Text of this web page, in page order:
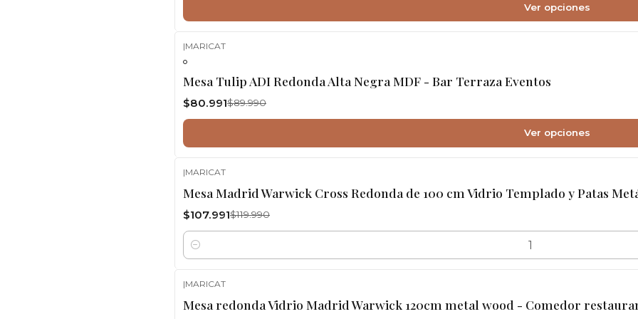
Ver opciones
|MARICAT
Mesa Tulip ADI Redonda Alta Negra MDF - Bar Terraza Eventos
$80.991$89.990
Ver opciones
|MARICAT
Mesa Madrid Warwick Cross Redonda de 100 cm Vidrio Templado y Patas
$107.991$119.990
Cantidad
|MARICAT
Mesa redonda Vidrio Madrid Warwick 120cm metal wood - Comedor